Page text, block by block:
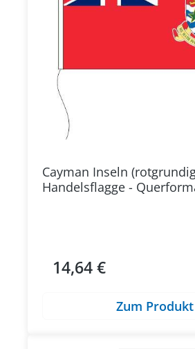
Cayman Inseln
Handelsflagge -
Regulärer Preis:
14,64 €
Zum Produkt